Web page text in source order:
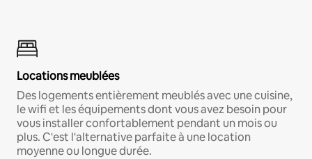
Locations meublées
Des logements entièrement meublés avec une cuisine,
le wifi et les équipements dont vous avez besoin pour
vous installer confortablement pendant un mois ou
plus. C'est l'alternative parfaite à une location
moyenne ou longue durée.